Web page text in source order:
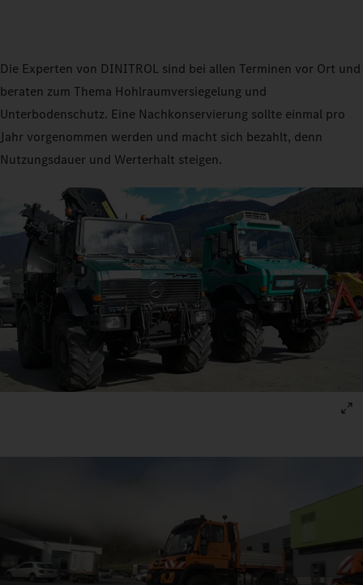
Die Experten von DINITROL sind bei allen Terminen vor Ort und
beraten zum Thema Hohlraumversiegelung und
Unterbodenschutz. Eine Nachkonservierung sollte einmal pro
Jahr vorgenommen werden und macht sich bezahlt, denn
Nutzungsdauer und Werterhalt steigen.